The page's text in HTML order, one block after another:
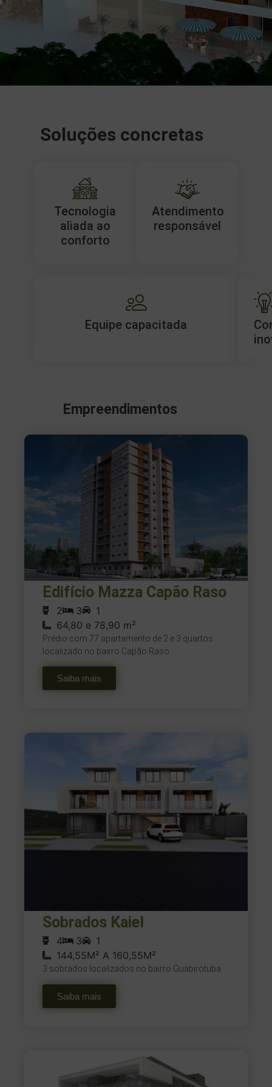
Soluções concretas
Tecnologia
aliada ao
conforto
Atendimento
responsável
Equipe capacitada
Empreendimentos
Edifício Mazza Capão Raso
2 3
1
64,80 e 78,90 m²
Prédio com 77 apartamento de 2 e 3 quartos
localizado no bairro Capão Raso
Saiba mais
Sobrados Kaiel
4 3
1
144,55M² A 160,55M²
3 sobrados localizados no bairro Guabirotuba
Saiba mais